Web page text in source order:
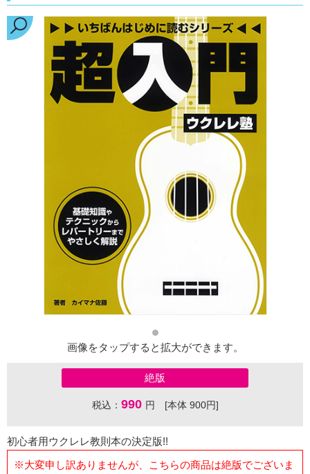
画像をタップすると拡大ができます。
絶版
税込： 990 円 [本体 900円]
初心者用ウクレレ教則本の決定版!!
※大変申し訳ありませんが、こちらの商品は絶版でございま